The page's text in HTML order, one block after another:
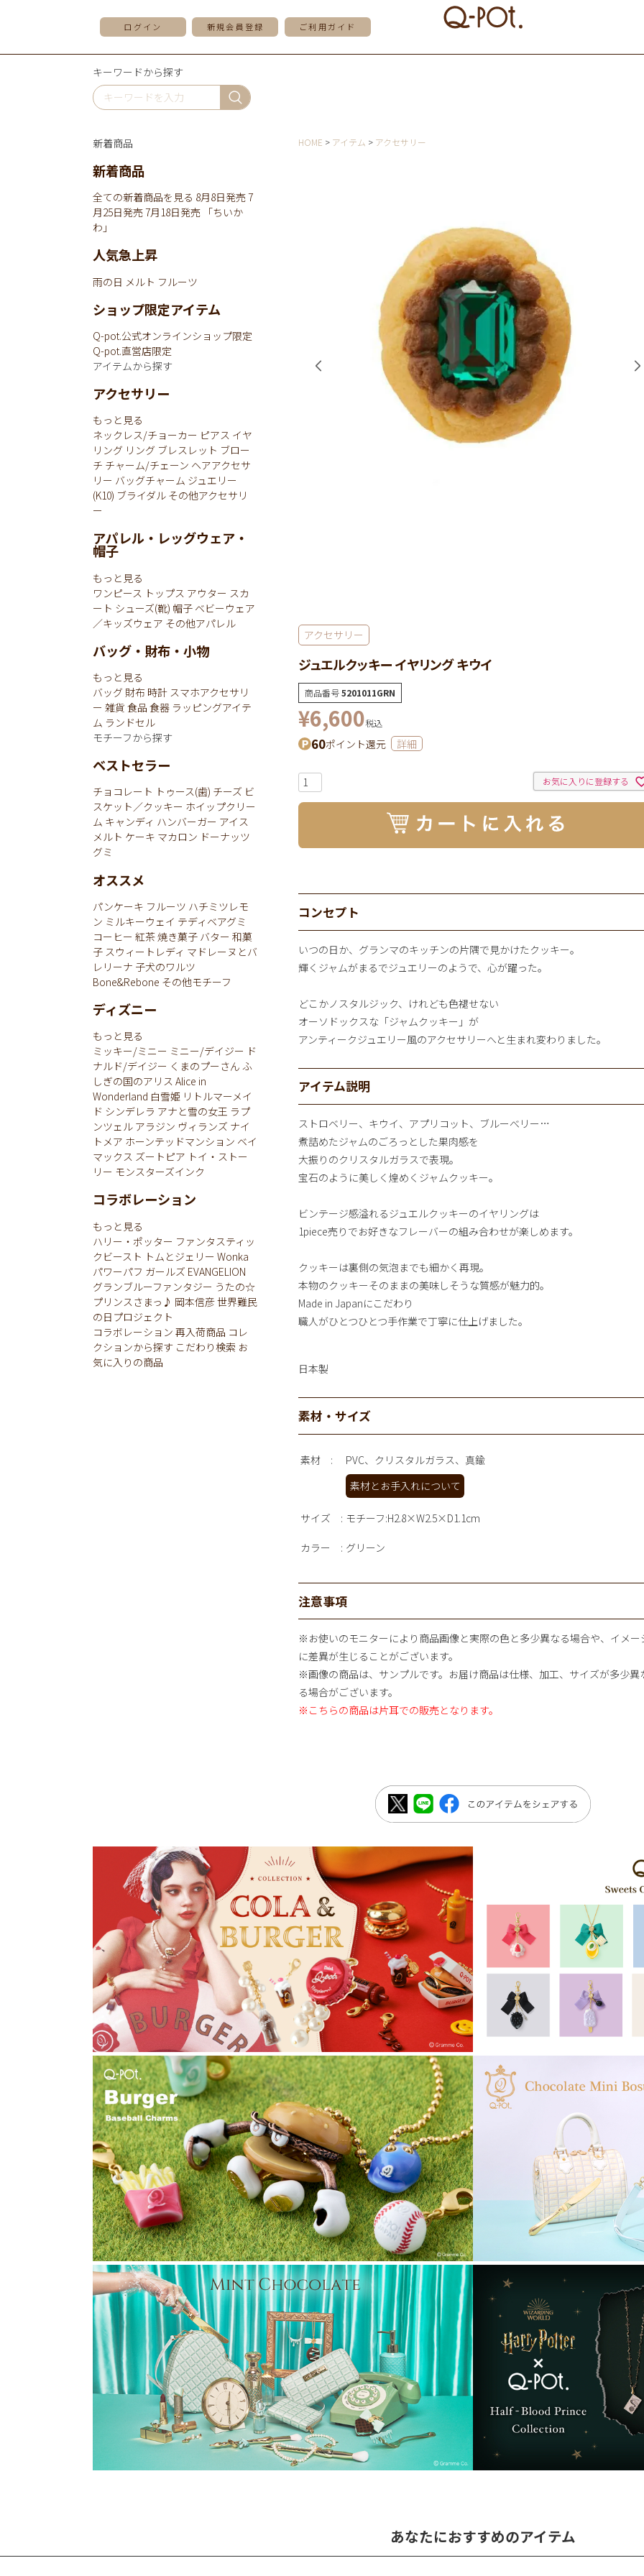
ログイン 新規会員登録 ご利用ガイド
キーワードから探す
HOME アイテム アクセサリー
アクセサリー
ジュエルクッキー イヤリング キウイ
商品番号5201011GRN
¥6,600税込
60ポイント還元 詳細
お気に入りに登録する
コンセプト
いつの日か、グランマのキッチンの片隅で見かけたクッキー。
輝くジャムがまるでジュエリーのようで、心が躍った。
どこかノスタルジック、けれども色褪せない
オーソドックスな「ジャムクッキー」が
アンティークジュエリー風のアクセサリーへと生まれ変わりました。
アイテム説明
ストロベリー、キウイ、アプリコット、ブルーべリー…
煮詰めたジャムのごろっとした果肉感を
大振りのクリスタルガラスで表現。
宝石のように美しく煌めくジャムクッキー。
ビンテージ感溢れるジュエルクッキーのイヤリングは
1piece売りでお好きなフレーバーの組み合わせが楽しめます。
クッキーは裏側の気泡までも細かく再現。
本物のクッキーそのままの美味しそうな質感が魅力的。
Made in Japanにこだわり
職人がひとつひとつ手作業で丁寧に仕上げました。
日本製
素材・サイズ
素材
PVC、クリスタルガラス、真鍮
素材とお手入れについて
サイズ モチーフ:H2.8×W2.5×D1.1cm
カラー グリーン
注意事項
※お使いのモニターにより商品画像と実際の色と多少異なる場合や、イメー
に差異が生じることがございます。
※画像の商品は、サンプルです。お届け商品は仕様、加工、サイズが多少異
る場合がございます。
※こちらの商品は片耳での販売となります。
新着商品
新着商品
全ての新着商品を見る 8月8日発売7
月25日発売7月18日発売 「ちいか
わ」
人気急上昇
雨の日 メルト フルーツ
ショップ限定アイテム
Q-pot.公式オンラインショップ限定
Q-pot.直営店限定
アイテムから探す
アクセサリー
もっと見る
ネックレス/チョーカー ピアス イヤ
リング リング ブレスレット ブロー
チ チャーム/チェーン ヘアアクセサ
リー バッグチャーム ジュエリー
(K10) ブライダル その他アクセサリ
ー
アパレル・レッグウェア・
帽子
もっと見る
ワンピース トップス アウター スカ
ート シューズ(靴) 帽子 ベビーウェア
／キッズウェア その他アパレル
バッグ・財布・小物
もっと見る
バッグ 財布 時計 スマホアクセサリ
ー 雑貨 食品 食器 ラッピングアイテ
ム ランドセル
モチーフから探す
ベストセラー
チョコレート トゥース(歯) チーズ ビ
スケット／クッキー ホイップクリー
ム キャンディ ハンバーガー アイス
メルト ケーキ マカロン ドーナッツ
グミ
オススメ
パンケーキ フルーツ ハチミツレモ
ン ミルキーウェイ テディベアグミ
コーヒー 紅茶焼き菓子 バター 和菓
子 スウィートレディ マドレーヌとバ
レリーナ 子犬のワルツ
Bone&Rebone その他モチーフ
ディズニー
もっと見る
ミッキー/ミニー ミニー/デイジー ド
ナルド/デイジー くまのプーさん ふ
しぎの国のアリス Alice in
Wonderland 白雪姫 リトルマーメイ
ド シンデレラ アナと雪の女王 ラプ
ンツェル アラジン ヴィランズ ナイ
トメア ホーンテッドマンション ベイ
マックス ズートピア トイ・ストー
リー モンスターズインク
コラボレーション
もっと見る
ハリー・ポッター ファンタスティッ
クビースト トムとジェリー Wonka
パワーパフ ガールズ EVANGELION
グランブルーファンタジー うたの☆
プリンスさまっ♪ 岡本信彦世界難民
の日プロジェクト
コラボレーション 再入荷商品 コレ
クションから探す こだわり検索 お
気に入りの商品
あなたにおすすめのアイテム